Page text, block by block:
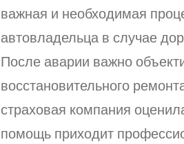
важная и необходимая
автовладельца в случае
После аварии важно
восстановительного
страховая компания
помощь приходит